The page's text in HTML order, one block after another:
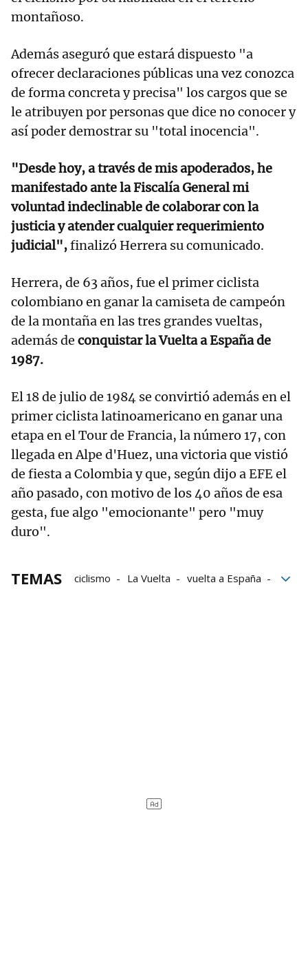
montañoso.
Además aseguró que estará dispuesto "a
ofrecer declaraciones públicas una vez conozca
de forma concreta y precisa" los cargos que se
le atribuyen por personas que dice no conocer y
así poder demostrar su "total inocencia".
"Desde hoy, a través de mis apoderados, he
manifestado ante la Fiscalía General mi
voluntad indeclinable de colaborar con la
justicia y atender cualquier requerimiento
judicial",finalizó Herrera su comunicado.
Herrera, de 63 años, fue el primer ciclista
colombiano en ganar la camiseta de campeón
de la montaña en las tres grandes vueltas,
además de conquistar la Vuelta a España de
1987.
El 18 de julio de 1984 se convirtió además en el
primer ciclista latinoamericano en ganar una
etapa en el Tour de Francia, la número 17, con
llegada en Alpe d'Huez, una victoria que vistió
de fiesta a Colombia y que, según dijo a EFE el
año pasado, con motivo de los 40 años de esa
gesta, fue algo "emocionante" pero "muy
duro".
TEMAS ciclismo La Vuelta
vuelta a España